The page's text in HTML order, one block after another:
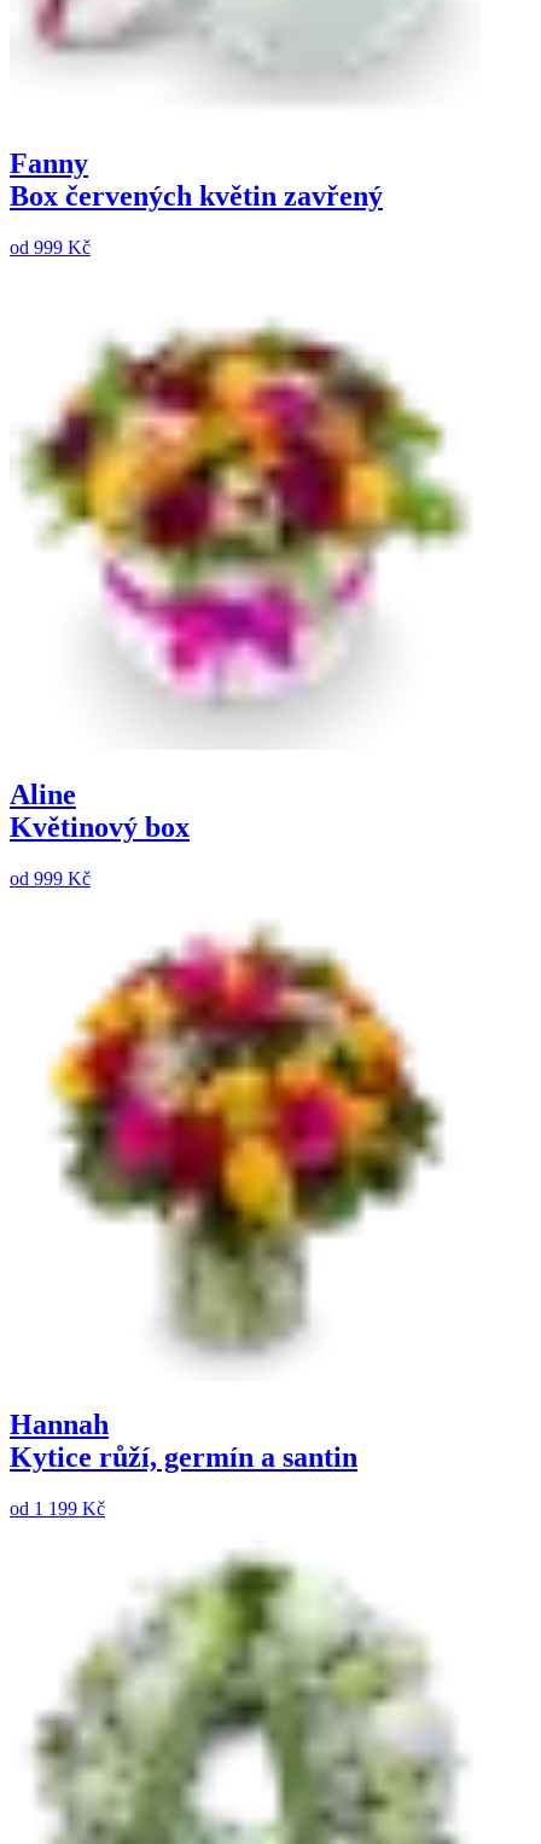
Fanny
Box červených květin zavřený
od 999 Kč
Aline
Květinový box
od 999 Kč
Hannah
Kytice růží, germín a santin
od 1 199 Kč